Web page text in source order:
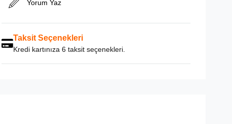
Yorum Yaz
Taksit Seçenekleri
Kredi kartınıza 6 taksit seçenekleri.